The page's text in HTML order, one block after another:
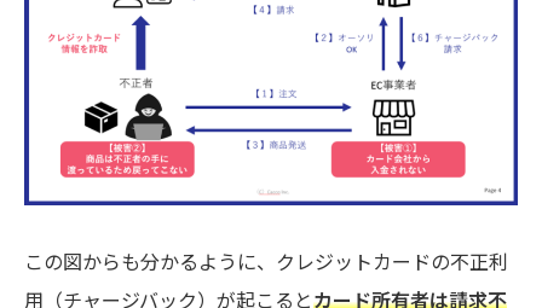
この図からも分かるように、クレジットカードの不正利
用（チャージバック）が起こるとカード所有者は請求不